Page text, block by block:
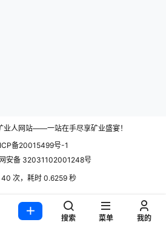
业人网站——一站在手尽享矿业盛宴！
备20015499号-1
安备 32031102001248号
40 次，耗时 0.6259 秒
搜索 菜单 我的